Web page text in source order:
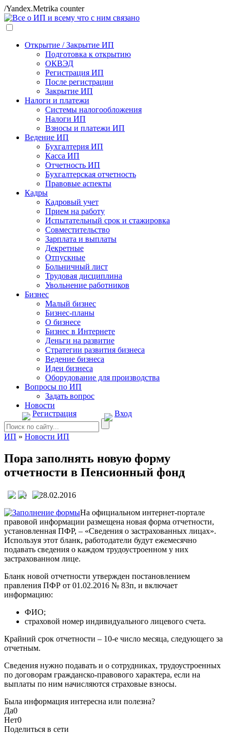
/Yandex.Metrika counter
Открытие / Закрытие ИП
Подготовка к открытию
ОКВЭД
Регистрация ИП
После регистрации
Закрытие ИП
Налоги и платежи
Системы налогообложения
Налоги ИП
Взносы и платежи ИП
Ведение ИП
Бухгалтерия ИП
Касса ИП
Отчетность ИП
Бухгалтерская отчетность
Правовые аспекты
Кадры
Кадровый учет
Прием на работу
Испытательный срок и стажировка
Совместительство
Зарплата и выплаты
Декретные
Отпускные
Больничный лист
Трудовая дисциплина
Увольнение работников
Бизнес
Малый бизнес
Бизнес-планы
О бизнесе
Бизнес в Интернете
Деньги на развитие
Стратегии развития бизнеса
Ведение бизнеса
Идеи бизнеса
Оборудование для производства
Вопросы по ИП
Задать вопрос
Новости
Регистрация
Вход
ИП » Новости ИП
Пора заполнять новую форму
отчетности в Пенсионный фонд
0
28.02.2016
На официальном интернет-портале
правовой информации размещена новая форма отчетности,
установленная ПФР, – «Сведения о застрахованных лицах».
Используя этот бланк, работодатели будут ежемесячно
подавать сведения о каждом трудоустроенном у них
застрахованном лице.
Бланк новой отчетности утвержден постановлением
правления ПФР от 01.02.2016 № 83п, и включает
информацию:
ФИО;
страховой номер индивидуального лицевого счета.
Крайний срок отчетности – 10-е число месяца, следующего за
отчетным.
Сведения нужно подавать и о сотрудниках, трудоустроенных
по договорам гражданско-правового характера, если на
выплаты по ним начисляются страховые взносы.
Была информация интересна или полезна?
Да0
Нет0
Поделиться в сети